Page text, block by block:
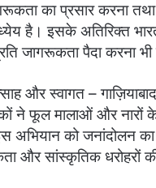
का प्रसार करना
है। इसके अतिरिक्त
जागरूकता पैदा करना
और स्वागत –
ने फूल मालाओं और नारों
अभियान को जनांदोलन
और सांस्कृतिक धरोहरों की